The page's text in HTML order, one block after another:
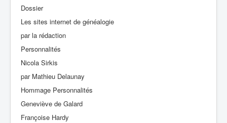
Dossier
Les sites internet de généalogie
par la rédaction
Personnalités
Nicola Sirkis
par Mathieu Delaunay
Hommage Personnalités
Geneviève de Galard
Françoise Hardy